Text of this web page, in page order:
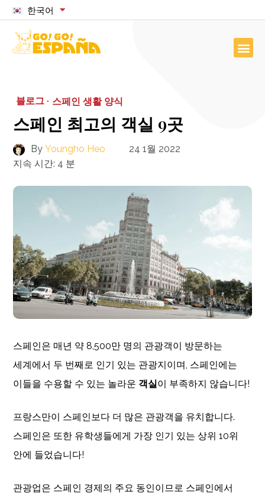
한국어
블로그 · 스페인 생활 양식
스페인 최고의 객실 9곳
By Youngho Heo
24 1월 2022
지속 시간: 4 분
스페인은 매년 약 8,500만 명의 관광객이 방문하는
세계에서 두 번째로 인기 있는 관광지이며, 스페인에는
이들을 수용할 수 있는 놀라운 객실이 부족하지 않습니다!
프랑스만이 스페인보다 더 많은 관광객을 유치합니다.
스페인은 또한 유학생들에게 가장 인기 있는 상위 10위
안에 들었습니다!
관광업은 스페인 경제의 주요 동인이므로 스페인에서